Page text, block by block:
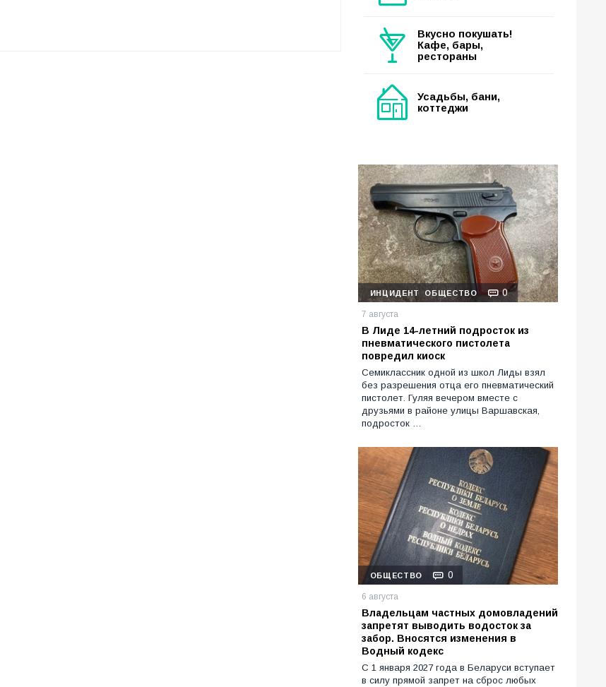
Вкусно покушать!
Кафе, бары,
рестораны
Усадьбы, бани,
коттеджи
ИНЦИДЕНТ ОБЩЕСТВО 0
7 августа
В Лиде 14-летний подросток из
пневматического пистолета
повредил киоск
Семиклассник одной из школ Лиды взял
без разрешения отца его пневматический
пистолет. Гуляя вечером вместе с
друзьями в районе улицы Варшавская,
подросток …
ОБЩЕСТВО 0
6 августа
Владельцам частных домовладений
запретят выводить водосток за
забор. Вносятся изменения в
Водный кодекс
С 1 января 2027 года в Беларуси вступает
в силу прямой запрет на сброс любых